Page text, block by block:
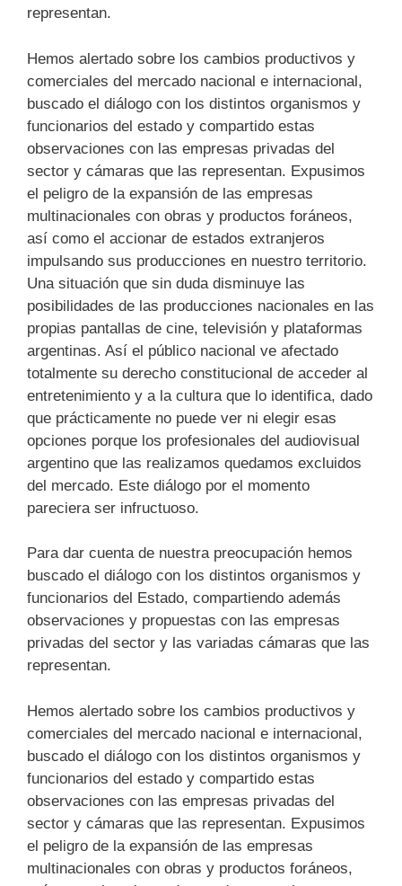
representan.
Hemos alertado sobre los cambios productivos y
comerciales del mercado nacional e internacional,
buscado el diálogo con los distintos organismos y
funcionarios del estado y compartido estas
observaciones con las empresas privadas del
sector y cámaras que las representan. Expusimos
el peligro de la expansión de las empresas
multinacionales con obras y productos foráneos,
así como el accionar de estados extranjeros
impulsando sus producciones en nuestro territorio.
Una situación que sin duda disminuye las
posibilidades de las producciones nacionales en las
propias pantallas de cine, televisión y plataformas
argentinas. Así el público nacional ve afectado
totalmente su derecho constitucional de acceder al
entretenimiento y a la cultura que lo identifica, dado
que prácticamente no puede ver ni elegir esas
opciones porque los profesionales del audiovisual
argentino que las realizamos quedamos excluidos
del mercado. Este diálogo por el momento
pareciera ser infructuoso.
Para dar cuenta de nuestra preocupación hemos
buscado el diálogo con los distintos organismos y
funcionarios del Estado, compartiendo además
observaciones y propuestas con las empresas
privadas del sector y las variadas cámaras que las
representan.
Hemos alertado sobre los cambios productivos y
comerciales del mercado nacional e internacional,
buscado el diálogo con los distintos organismos y
funcionarios del estado y compartido estas
observaciones con las empresas privadas del
sector y cámaras que las representan. Expusimos
el peligro de la expansión de las empresas
multinacionales con obras y productos foráneos,